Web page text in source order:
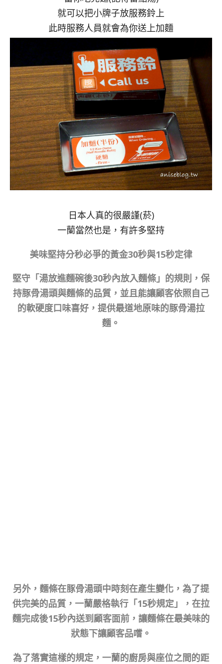
就可以把小牌子放服務鈴上
此時服務人員就會為你送上加麵
日本人真的很嚴謹(菸)
一蘭當然也是，有許多堅持
美味堅持分秒必爭的黃金30秒與15秒定律
堅守「湯放進麵碗後30秒內放入麵條」的規則，保
持豚骨湯頭與麵條的品質，並且能讓顧客依照自己
的軟硬度口味喜好，提供最道地原味的豚骨湯拉
麵。
另外，麵條在豚骨湯頭中時刻在產生變化，為了提
供完美的品質，一蘭嚴格執行「15秒規定」，在拉
麵完成後15秒內送到顧客面前，讓麵條在最美味的
狀態下讓顧客品嚐。
為了落實這樣的規定，一蘭的廚房與座位之間的距